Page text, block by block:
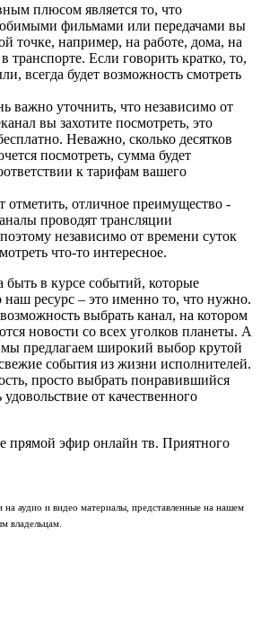
плюсом является то, что
фильмами или передачами вы
точке, например, на работе, дома, на
транспорте. Если говорить кратко, то,
всегда будет возможность смотреть
важно уточнить, что независимо от
вы захотите посмотреть, это
Неважно, сколько десятков
посмотреть, сумма будет
к тарифам вашего
отметить, отличное преимущество -
проводят трансляции
независимо от времени суток
что-то интересное.
быть в курсе событий, которые
наш ресурс – это именно то, что нужно.
выбрать канал, на котором
новости со всех уголков планеты. А
предлагаем широкий выбор крутой
события из жизни исполнителей.
просто выбрать понравившийся
от качественного
прямой эфир онлайн тв. Приятного
аудио и видео материалы, представленные на нашем
владельцам.